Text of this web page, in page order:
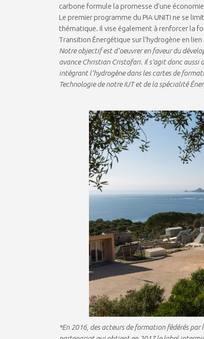
carbone formule la promesse d’une
Le premier programme du PIA UNITI ne se
thématique. Il vise également à renforcer la
Transition Énergétique sur l’hydrogène en
Notre objectif est d’oeuvrer en faveur du
avance Christian Cristofari. Il s’agit donc
intégrant l’hydrogène dans les cartes de
Technologie de notre IUT et de la spécialité
*En 2016, des acteurs de formation fédérés